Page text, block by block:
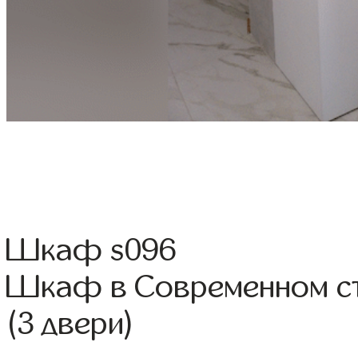
Шкаф s096
Шкаф в Современном
(3 двери)